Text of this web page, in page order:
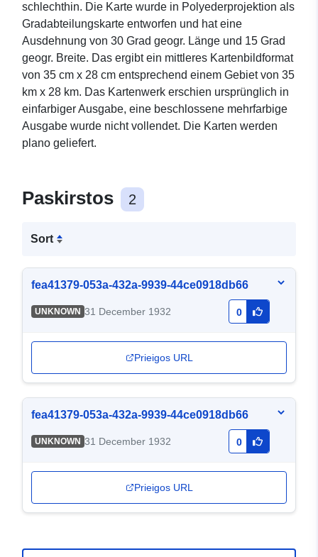
schlechthin. Die Karte wurde in Polyederprojektion als
Gradabteilungskarte entworfen und hat eine
Ausdehnung von 30 Grad geogr. Länge und 15 Grad
geogr. Breite. Das ergibt ein mittleres Kartenbildformat
von 35 cm x 28 cm entsprechend einem Gebiet von 35
km x 28 km. Das Kartenwerk erschien ursprünglich in
einfarbiger Ausgabe, eine beschlossene mehrfarbige
Ausgabe wurde nicht vollendet. Die Karten werden
plano geliefert.
Paskirstos 2
Sort
fea41379-053a-432a-9939-44ce0918db66
UNKNOWN 31 December 1932 0
Prieigos URL
fea41379-053a-432a-9939-44ce0918db66
UNKNOWN 31 December 1932 0
Prieigos URL